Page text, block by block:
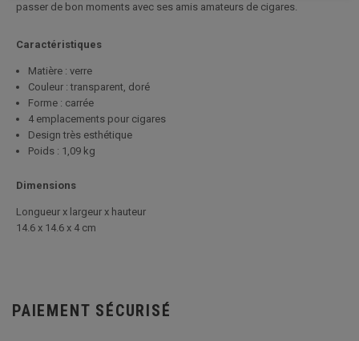
passer de bon moments avec ses amis amateurs de cigares.
Caractéristiques
Matière : verre
Couleur : transparent, doré
Forme : carrée
4 emplacements pour cigares
Design très esthétique
Poids : 1,09 kg
Dimensions
Longueur x largeur x hauteur
14.6 x 14.6 x 4 cm
PAIEMENT SÉCURISÉ